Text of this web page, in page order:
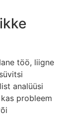
töö, liigne
analüüsi
probleem